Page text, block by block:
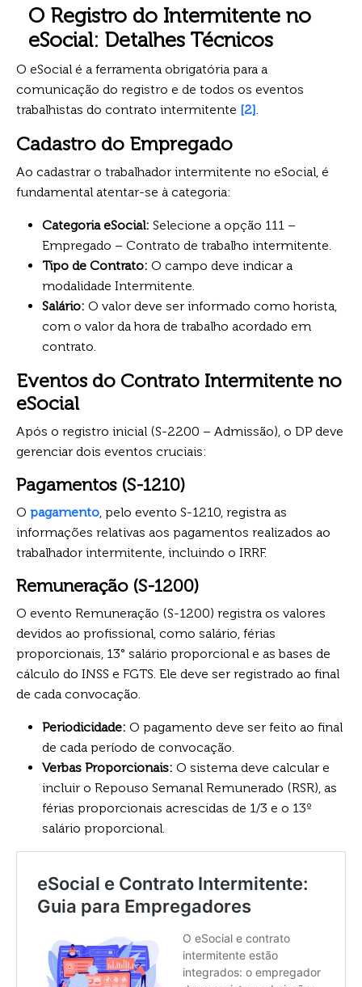
O Registro do Intermitente no
eSocial: Detalhes Técnicos
O eSocial é a ferramenta obrigatória para a
comunicação do registro e de todos os eventos
trabalhistas do contrato intermitente [2].
Cadastro do Empregado
Ao cadastrar o trabalhador intermitente no eSocial, é
fundamental atentar-se à categoria:
Categoria eSocial: Selecione a opção 111 –
Empregado – Contrato de trabalho intermitente.
Tipo de Contrato: O campo deve indicar a
modalidade Intermitente.
Salário: O valor deve ser informado como horista,
com o valor da hora de trabalho acordado em
contrato.
Eventos do Contrato Intermitente no
eSocial
Após o registro inicial (S-2200 – Admissão), o DP deve
gerenciar dois eventos cruciais:
Pagamentos (S-1210)
O pagamento, pelo evento S-1210, registra as
informações relativas aos pagamentos realizados ao
trabalhador intermitente, incluindo o IRRF.
Remuneração (S-1200)
O evento Remuneração (S-1200) registra os valores
devidos ao profissional, como salário, férias
proporcionais, 13° salário proporcional e as bases de
cálculo do INSS e FGTS. Ele deve ser registrado ao final
de cada convocação.
Periodicidade: O pagamento deve ser feito ao final
de cada período de convocação.
Verbas Proporcionais: O sistema deve calcular e
incluir o Repouso Semanal Remunerado (RSR), as
férias proporcionais acrescidas de 1/3 e o 13º
salário proporcional.